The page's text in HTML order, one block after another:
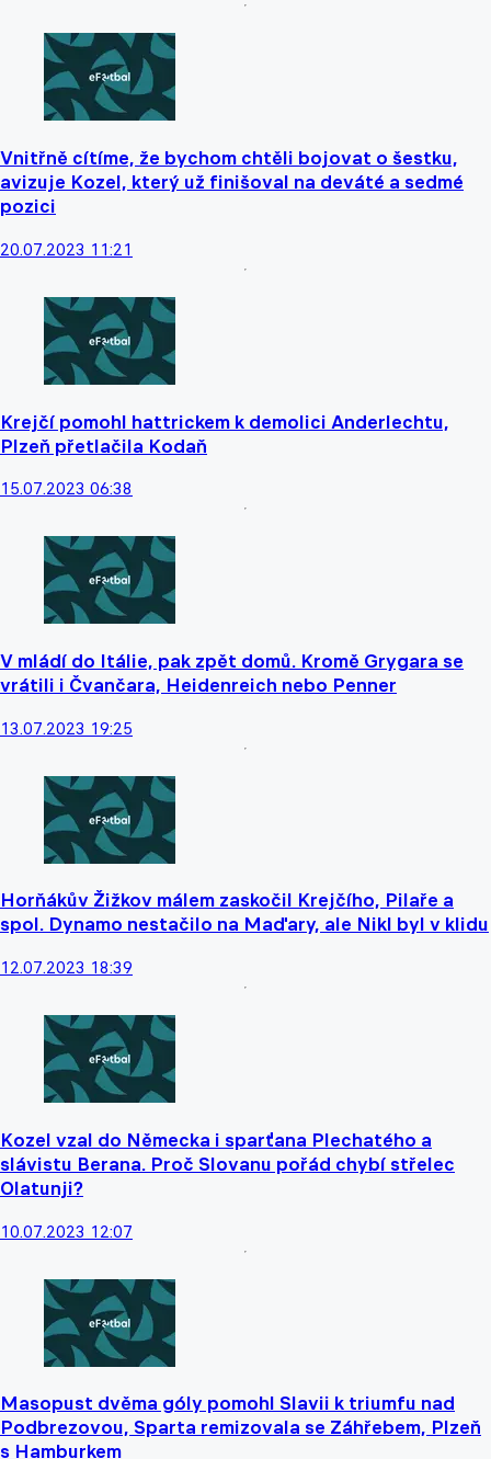
Vnitřně cítíme, že bychom chtěli bojovat o šestku,
avizuje Kozel, který už finišoval na deváté a sedmé
pozici
20.07.2023 11:21
Krejčí pomohl hattrickem k demolici Anderlechtu,
Plzeň přetlačila Kodaň
15.07.2023 06:38
V mládí do Itálie, pak zpět domů. Kromě Grygara se
vrátili i Čvančara, Heidenreich nebo Penner
13.07.2023 19:25
Horňákův Žižkov málem zaskočil Krejčího, Pilaře a
spol. Dynamo nestačilo na Maďary, ale Nikl byl v klidu
12.07.2023 18:39
Kozel vzal do Německa i sparťana Plechatého a
slávistu Berana. Proč Slovanu pořád chybí střelec
Olatunji?
10.07.2023 12:07
Masopust dvěma góly pomohl Slavii k triumfu nad
Podbrezovou, Sparta remizovala se Záhřebem, Plzeň
s Hamburkem